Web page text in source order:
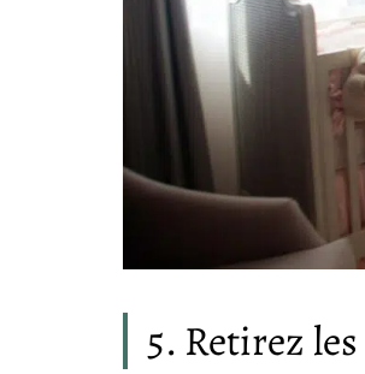
5. Retirez